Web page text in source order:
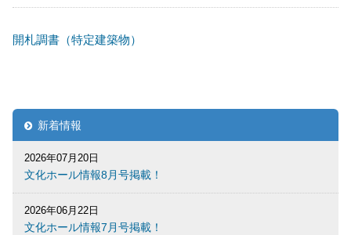
開札調書（特定建築物）
新着情報
2026年07月20日
文化ホール情報8月号掲載！
2026年06月22日
文化ホール情報7月号掲載！